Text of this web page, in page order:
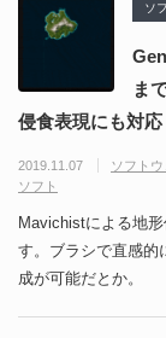
ソ
ま
侵食表現にも対応
2019.11.07 ソフト
ソフト
Mavichistによる地
す。ブラシで直感的
成が可能だとか。